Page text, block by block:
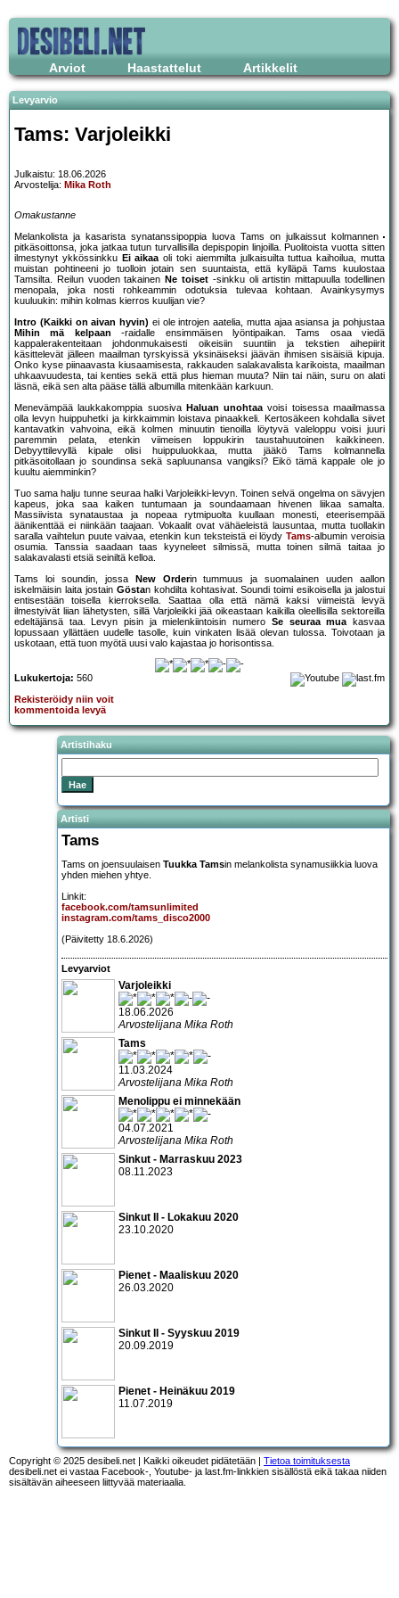
Arviot Haastattelut Artikkelit
Levyarvio
Tams: Varjoleikki
Julkaistu: 18.06.2026
Arvostelija: Mika Roth
Omakustanne
Melankolista ja kasarista synatanssipoppia luova Tams on julkaissut kolmannen
pitkäsoittonsa, joka jatkaa tutun turvallisilla depispopin linjoilla. Puolitoista vuotta sitten
ilmestynyt ykkössinkku Ei aikaaoli toki aiemmilta julkaisuilta tuttua kaihoilua, mutta
muistan pohtineeni jo tuolloin jotain sen suuntaista, että kylläpä Tams kuulostaa
Tamsilta. Reilun vuoden takainen Ne toiset -sinkku oli artistin mittapuulla todellinen
menopala, joka nosti rohkeammin odotuksia tulevaa kohtaan. Avainkysymys
kuuluukin: mihin kolmas kierros kuulijan vie?
Intro (Kaikki on aivan hyvin) ei ole introjen aatelia, mutta ajaa asiansa ja pohjustaa
Mihin mä kelpaan -raidalle ensimmäisen lyöntipaikan. Tams osaa viedä
kappalerakenteitaan johdonmukaisesti oikeisiin suuntiin ja tekstien aihepiirit
käsittelevät jälleen maailman tyrskyissä yksinäiseksi jäävän ihmisen sisäisiä kipuja.
Onko kyse piinaavasta kiusaamisesta, rakkauden salakavalista karikoista, maailman
uhkaavuudesta, tai kenties sekä että plus hieman muuta? Niin tai näin, suru on alati
läsnä, eikä sen alta pääse tällä albumilla mitenkään karkuun.
Menevämpää laukkakomppia suosiva Haluan unohtaavoisi toisessa maailmassa
olla levyn huippuhetki ja kirkkaimmin loistava pinaakkeli. Kertosäkeen kohdalla siivet
kantavatkin vahvoina, eikä kolmen minuutin tienoilla löytyvä valeloppu voisi juuri
paremmin pelata, etenkin viimeisen loppukirin taustahuutoinen kaikkineen.
Debyyttilevyllä kipale olisi huippuluokkaa, mutta jääkö Tams kolmannella
pitkäsoitollaan jo soundinsa sekä sapluunansa vangiksi? Eikö tämä kappale ole jo
kuultu aiemminkin?
Tuo sama halju tunne seuraa halki Varjoleikki-levyn. Toinen selvä ongelma on sävyjen
kapeus, joka saa kaiken tuntumaan ja soundaamaan hivenen liikaa samalta.
Massiivista synataustaa ja nopeaa rytmipuolta kuullaan monesti, eteerisempää
äänikenttää ei niinkään taajaan. Vokaalit ovat vähäeleistä lausuntaa, mutta tuollakin
saralla vaihtelun puute vaivaa, etenkin kun teksteistä ei löydyTams-albumin veroisia
osumia. Tanssia saadaan taas kyyneleet silmissä, mutta toinen silmä taitaa jo
salakavalasti etsiä seiniltä kelloa.
Tams loi soundin, jossa
New Orderin tummuus ja suomalainen uuden aallon
iskelmäisin laita jostain Göstan kohdilta kohtasivat. Soundi toimi esikoisella ja jalostui
entisestään toisella kierroksella. Saattaa olla että nämä kaksi viimeistä levyä
ilmestyivät liian lähetysten, sillä Varjoleikki jää oikeastaan kaikilla oleellisilla sektoreilla
edeltäjänsä taa. Levyn pisin ja mielenkiintoisin numero Se seuraa muakasvaa
lopussaan yllättäen uudelle tasolle, kuin vinkaten lisää olevan tulossa. Toivotaan ja
uskotaan, että tuon myötä uusi valo kajastaa jo horisontissa.
Lukukertoja: 560
Rekisteröidy niin voit
kommentoida levyä
Artistihaku
Artisti
Tams
Tams on joensuulaisen Tuukka Tamsin melankolista synamusiikkia luova
yhden miehen yhtye.
Linkit:
facebook.com/tamsunlimited
instagram.com/tams_disco2000
(Päivitetty 18.6.2026)
Levyarviot
Varjoleikki
18.06.2026
Arvostelijana Mika Roth
Tams
11.03.2024
Arvostelijana Mika Roth
Menolippu ei minnekään
04.07.2021
Arvostelijana Mika Roth
Sinkut - Marraskuu 2023
08.11.2023
Sinkut II - Lokakuu 2020
23.10.2020
Pienet - Maaliskuu 2020
26.03.2020
Sinkut II - Syyskuu 2019
20.09.2019
Pienet - Heinäkuu 2019
11.07.2019
Copyright © 2025 desibeli.net | Kaikki oikeudet pidätetään | Tietoa toimituksesta
desibeli.net ei vastaa Facebook-, Youtube- ja last.fm-linkkien sisällöstä eikä takaa niiden
sisältävän aiheeseen liittyvää materiaalia.